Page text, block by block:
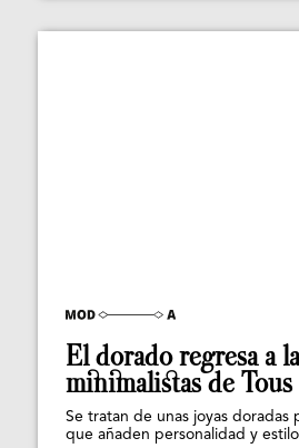
El dorado regresa a
minimalistas de Tous
Se tratan de unas joyas doradas
que añaden personalidad y